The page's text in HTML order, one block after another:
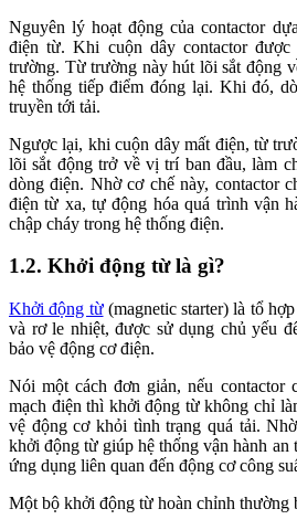
Nguyên lý hoạt động của contactor
điện từ. Khi cuộn dây contactor
trường. Từ trường này hút lõi sắt động
hệ thống tiếp điểm đóng lại. Khi đó,
truyền tới tải.
Ngược lại, khi cuộn dây mất điện, từ
lõi sắt động trở về vị trí ban đầu, làm
dòng điện. Nhờ cơ chế này, contactor
điện từ xa, tự động hóa quá trình vận
chập cháy trong hệ thống điện.
1.2. Khởi động từ là gì?
Khởi động từ(magnetic starter) là tổ
và rơ le nhiệt, được sử dụng chủ yếu
bảo vệ động cơ điện.
Nói một cách đơn giản, nếu contactor
mạch điện thì khởi động từ không chỉ
vệ động cơ khỏi tình trạng quá tải.
khởi động từ giúp hệ thống vận hành an
ứng dụng liên quan đến động cơ công
Một bộ khởi động từ hoàn chỉnh thường